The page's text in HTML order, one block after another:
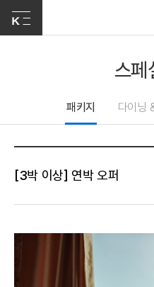
스페
패키지 다이닝
[3박 이상] 연박 오퍼